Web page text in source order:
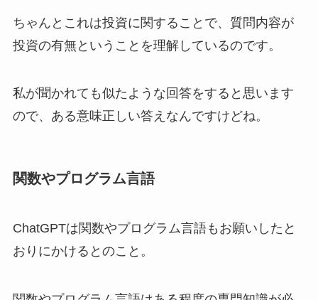
ちゃんとこれは投資に関することで、質問内容が
投資の有無ということを理解しているのです。
私が聞かれても似たような回答をすると思います
ので、ある意味正しい答えなんですけどね。
関数やプログラム言語
ChatGPTは関数やプログラム言語もお願いしたと
おりにかけるとのこと。